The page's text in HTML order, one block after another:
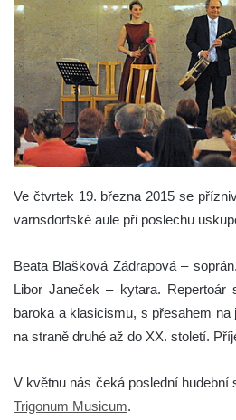
Ve čtvrtek 19. března 2015 se
varnsdorfské aule při poslechu
Beata Blašková Zádrapová –
Libor Janeček – kytara. Repertoár
baroka a klasicismu, s přesahem na
na straně druhé až do XX. století.
V květnu nás čeká poslední hudební
Trigonum Musicum.